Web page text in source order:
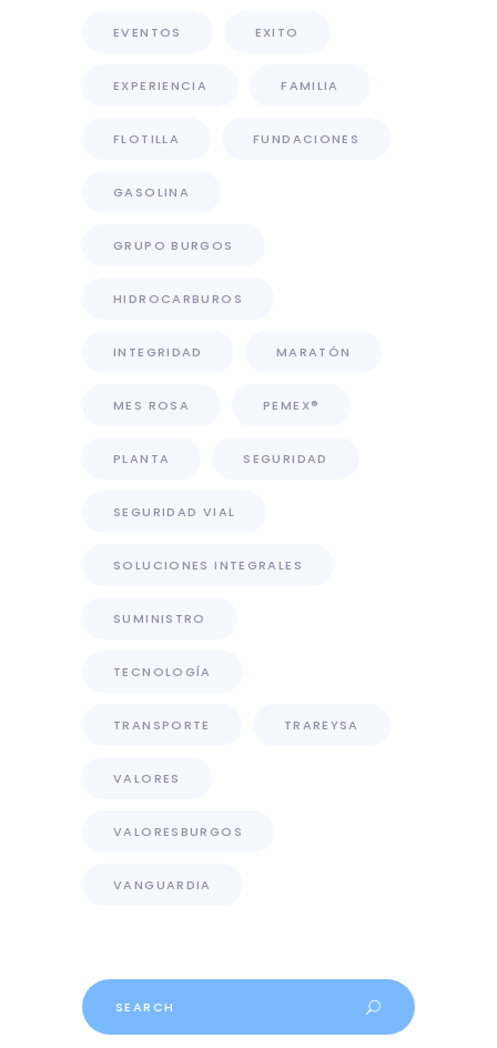
EVENTOS EXITO
EXPERIENCIA FAMILIA
FLOTILLA FUNDACIONES
GASOLINA
GRUPO BURGOS
HIDROCARBUROS
INTEGRIDAD MARATÓN
MES ROSA PEMEX®
PLANTA SEGURIDAD
SEGURIDAD VIAL
SOLUCIONES INTEGRALES
SUMINISTRO
TECNOLOGÍA
TRANSPORTE TRAREYSA
VALORES
VALORESBURGOS
VANGUARDIA
Search
for: